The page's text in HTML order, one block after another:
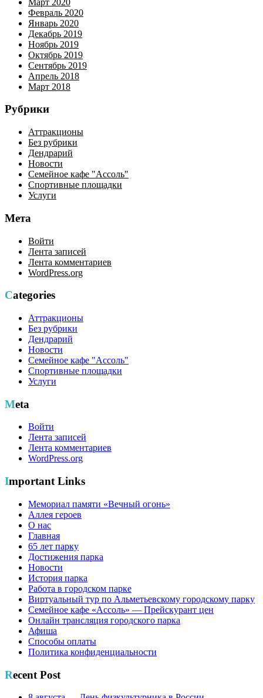
Февраль 2020
Январь 2020
Декабрь 2019
Ноябрь 2019
Октябрь 2019
Сентябрь 2019
Апрель 2018
Март 2018
Рубрики
Аттракционы
Без рубрики
Дендрарий
Новости
Семейное кафе "Ассоль"
Спортивные площадки
Услуги
Мета
Войти
Лента записей
Лента комментариев
WordPress.org
Categories
Аттракционы
Без рубрики
Дендрарий
Новости
Семейное кафе "Ассоль"
Спортивные площадки
Услуги
Meta
Войти
Лента записей
Лента комментариев
WordPress.org
Important Links
Мемориал памяти «Вечный огонь»
Аллея героев
О нас
Главная
65 лет парку
Достижения парка
Новости
История парка
Работа в городском парке
Виртуальный тур по Альметьевскому городскому парку
Семейное кафе «Ассоль» — Прейскурант цен
Онлайн трансляция городского парка
Афиша
Способы оплаты
Политика конфиденциальности
Recent Post